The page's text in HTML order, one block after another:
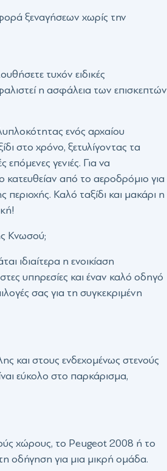
ξεναγήσεων χωρίς την
τυχόν ειδικές
η ασφάλεια των επισκεπτών
ενός αρχαίου
στο χρόνο, ξετυλίγοντας τα
γενιές. Για να
κατευθείαν από το αεροδρόμιο για
Καλό ταξίδι και μακάρι η
Κνωσού;
ιδιαίτερα η ενοικίαση
υπηρεσίες και έναν καλό οδηγό
σας για τη συγκεκριμένη
και στους ενδεχομένως στενούς
εύκολο στο παρκάρισμα,
χώρους, το Peugeot 2008 ή το
οδήγηση για μια μικρή ομάδα.